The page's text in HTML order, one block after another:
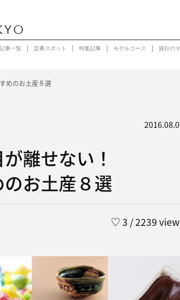
記事一覧 定番スポット 特集記事 モデルコース 旅行の
めのお土産８選
離せない！
お土産８選
♡3 / 2239